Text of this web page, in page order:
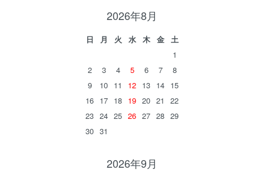
2026年8月
日 月 火 水 木 金
土
1
2
3 4 5 6 7
8
9
10 11 12 13 14 15
16 17 18 19 20 21
22
23 24 25 26 27 28 29
30 31
2026年9月